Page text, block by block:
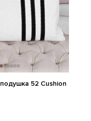
52 Cushion